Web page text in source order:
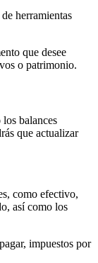
herramientas
que desee
o patrimonio.
balances
que actualizar
como efectivo,
así como los
impuestos por